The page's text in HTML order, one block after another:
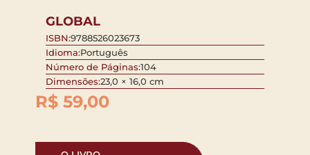
GLOBAL
ISBN:9788526023673
Idioma:Português
Número de Páginas:104
Dimensões:23,0 × 16,0 cm
R$ 59,00